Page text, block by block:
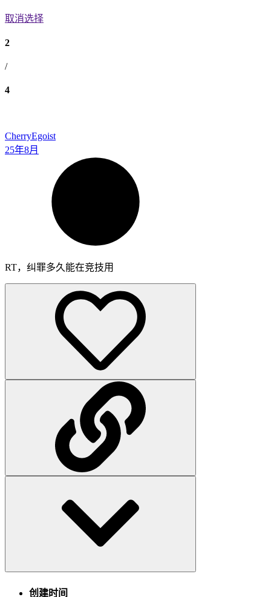
取消选择
2
/
4
CherryEgoist
25年8月
RT，纠罪多久能在竞技用
创建时间